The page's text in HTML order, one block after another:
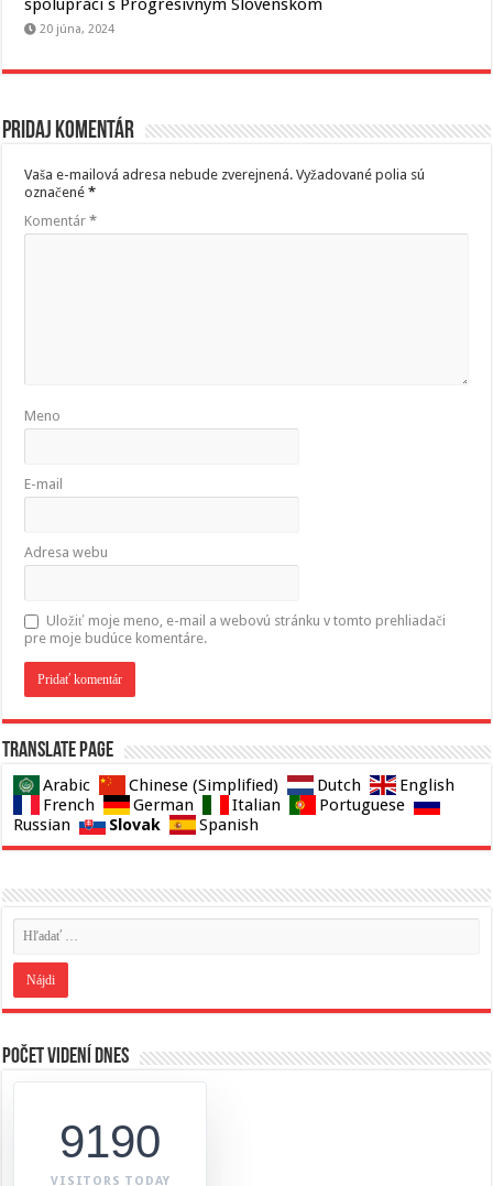
spolupráci s Progresívnym Slovenskom
20 júna, 2024
Pridaj komentár
Vaša e-mailová adresa nebude zverejnená. Vyžadované polia sú
označené*
Komentár*
Meno
E-mail
Adresa webu
Uložiť moje meno, e-mail a webovú stránku v tomto prehliadači
pre moje budúce komentáre.
Translate page
Arabic Chinese (Simplified) Dutch
English
French
German Italian
Portuguese
Russian
Slovak Spanish
Počet videní dnes
9190
VISITORS TODAY